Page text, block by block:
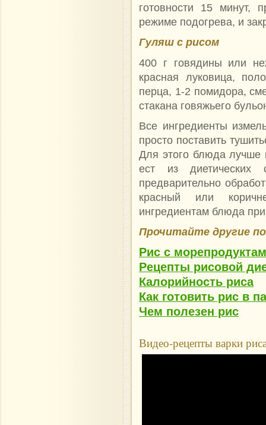
готовности 15 минут,
режиме подогрева, и
Гуляш с рисом
400 г говядины или
красная луковица,
перца, 1-2 помидора,
стакана говяжьего
Все ингредиенты
просто поставить
Для этого блюда лучше
ест из диетических
предварительно
красный или
ингредиентам блюда
Прочитайте другие
Рис с
Рецепты рисовой
Калорийность риса
Как готовить рис в
Чем полезен рис
Видео-рецепты варки